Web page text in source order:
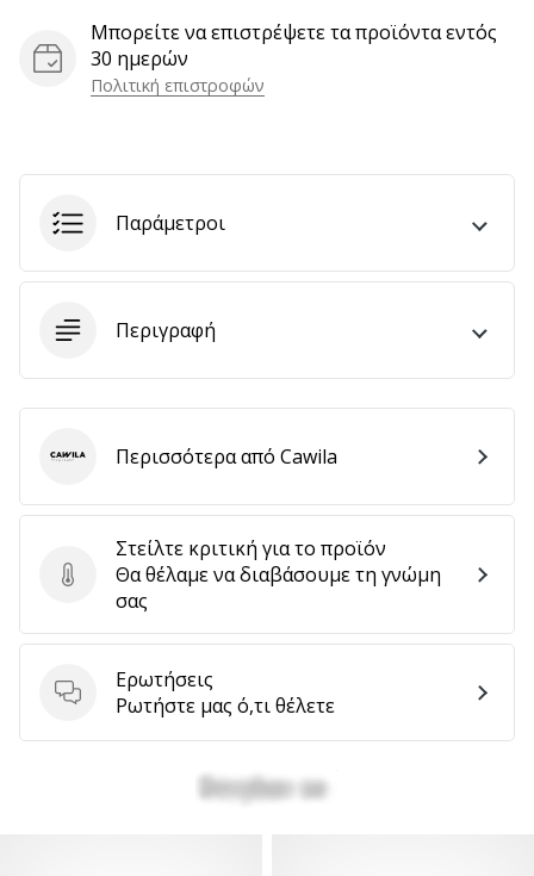
αποφέρουν
Εμφάνιση
όλων
των
Μπορείτε να επιστρέψετε τα προϊόντα εντός
30 ημερών
Πολιτική επιστροφών
Παράμετροι
Περιγραφή
Στείλτε κριτική για το προϊόν
Στείλτε κριτική για το προϊόν
Θα θέλαμε να διαβάσουμε τη γνώμη
σας
Ερωτήσεις
Ερωτήσεις
Ρωτήστε μας ό,τι θέλετε
CawilaΠερισσότερα από Cawila